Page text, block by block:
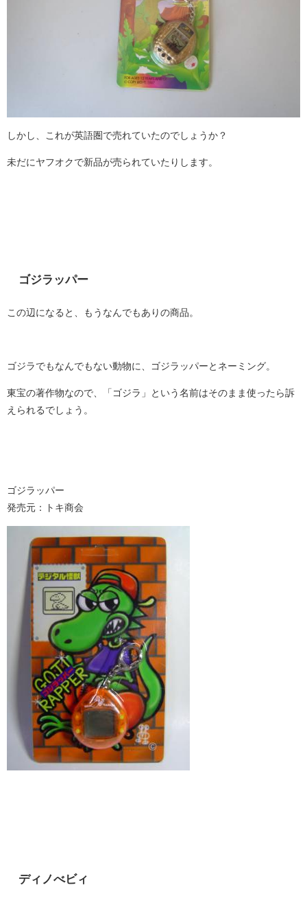
しかし、これが英語圏で売れていたのでしょうか？
未だにヤフオクで新品が売られていたりします。
ゴジラッパー
この辺になると、もうなんでもありの商品。
ゴジラでもなんでもない動物に、ゴジラッパーとネーミング。
東宝の著作物なので、「ゴジラ」という名前はそのまま使ったら訴
えられるでしょう。
ゴジラッパー
発売元：トキ商会
ディノべビィ